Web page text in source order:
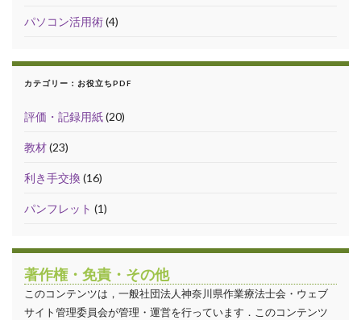
パソコン活用術(4)
カテゴリー：お役立ちPDF
評価・記録用紙(20)
教材(23)
利き手交換(16)
パンフレット (1)
著作権・免責・その他
このコンテンツは，一般社団法人神奈川県作業療法士会・ウェブ
サイト管理委員会が管理・運営を行っています．このコンテンツ